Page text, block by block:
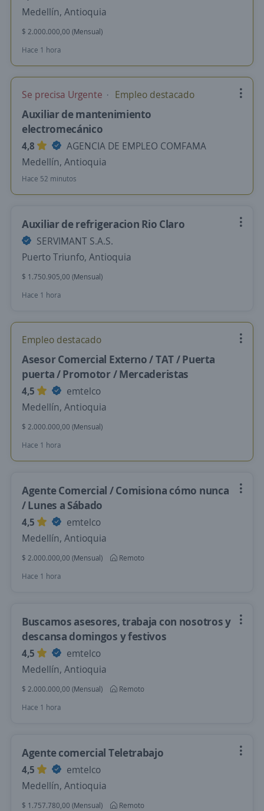
Medellín, Antioquia
$ 2.000.000,00 (Mensual)
Hace 1 hora
Se precisa Urgente Empleo destacado
Auxiliar de mantenimiento
electromecánico
4,8
AGENCIA DE EMPLEO COMFAMA
Medellín, Antioquia
Hace 52 minutos
Auxiliar de refrigeracion Rio Claro
SERVIMANT S.A.S.
Puerto Triunfo, Antioquia
$ 1.750.905,00 (Mensual)
Hace 1 hora
Empleo destacado
Asesor Comercial Externo / TAT / Puerta
puerta / Promotor / Mercaderistas
4,5
emtelco
Medellín, Antioquia
$ 2.000.000,00 (Mensual)
Hace 1 hora
Agente Comercial / Comisiona cómo nunca
/ Lunes a Sábado
4,5
emtelco
Medellín, Antioquia
$ 2.000.000,00 (Mensual)
Remoto
Hace 1 hora
Buscamos asesores, trabaja con nosotros y
descansa domingos y festivos
4,5
emtelco
Medellín, Antioquia
$ 2.000.000,00 (Mensual)
Remoto
Hace 1 hora
Agente comercial Teletrabajo
4,5
emtelco
Medellín, Antioquia
$ 1.757.780,00 (Mensual)
Remoto